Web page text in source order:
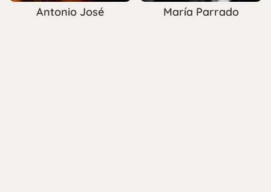
Antonio José María Parrado